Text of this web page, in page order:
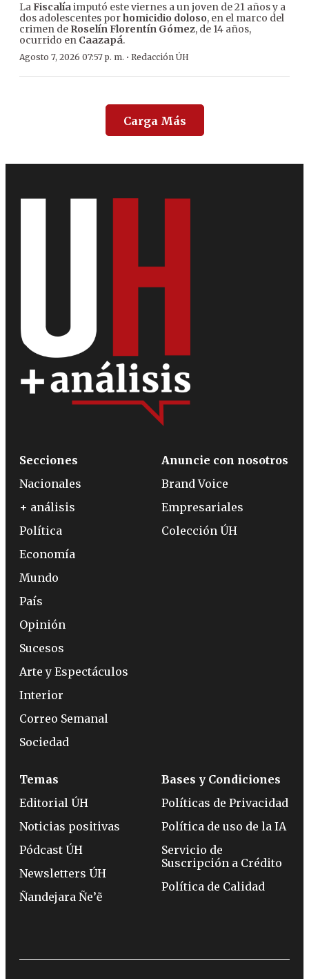
LaFiscalíaimputó este viernes a un joven de 21 años y a
dos adolescentes porhomicidio doloso, en el marco del
crimen de Roselín Florentín Gómez, de 14 años,
ocurrido en Caazapá.
Agosto 7, 2026 07:57 p. m. · Redacción ÚH
Carga Más
Secciones
Nacionales
+ análisis
Política
Economía
Mundo
País
Opinión
Sucesos
Arte y Espectáculos
Interior
Correo Semanal
Sociedad
Anuncie con nosotros
Brand Voice
Empresariales
Colección ÚH
Temas
Editorial ÚH
Noticias positivas
Pódcast ÚH
Newsletters ÚH
Ñandejara Ñe’ẽ
Bases y Condiciones
Políticas de Privacidad
Política de uso de la IA
Servicio de
Suscripción a Crédito
Política de Calidad